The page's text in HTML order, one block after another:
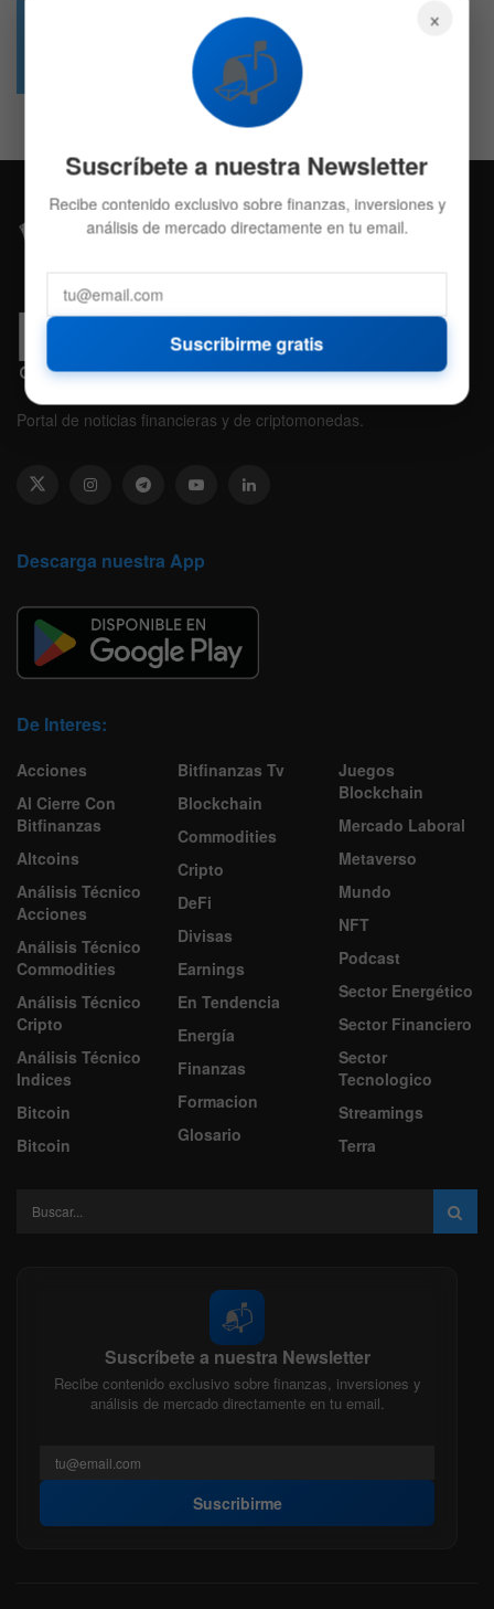
4.7k
Followers
Portal de noticias financieras y de criptomonedas.
Descarga nuestra App
De Interes:
Acciones
Al Cierre Con
Bitfinanzas
Altcoins
Análisis Técnico
Acciones
Análisis Técnico
Commodities
Análisis Técnico
Cripto
Análisis Técnico
Indices
Bitcoin
Bitcoin
Bitfinanzas Tv
Blockchain
Commodities
Cripto
DeFi
Divisas
Earnings
En Tendencia
Energía
Finanzas
Formacion
Glosario
Juegos
Blockchain
Mercado Laboral
Metaverso
Mundo
NFT
Podcast
Sector Energético
Sector Financiero
Sector
Tecnologico
Streamings
Terra
📬
Suscríbete a nuestra Newsletter
Recibe contenido exclusivo sobre finanzas, inversiones y
análisis de mercado directamente en tu email.
Suscribirme
×
📬
Suscríbete a nuestra Newsletter
Recibe contenido exclusivo sobre finanzas, inversiones y
análisis de mercado directamente en tu email.
Suscribirme gratis